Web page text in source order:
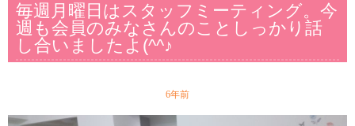
毎週月曜日はスタッフミーティング。今
週も会員のみなさんのことしっかり話
し合いましたよ(^^♪
6年前